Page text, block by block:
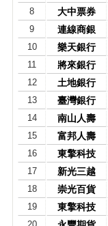
8
大中票券
9
連線商銀
10
樂天銀行
11
將來銀行
12
土地銀行
13
臺灣銀行
14
南山人壽
15
富邦人壽
16
東擎科技
17
新光三越
18
崇光百貨
19
東擎科技